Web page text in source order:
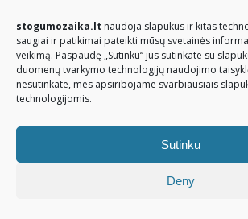
stogumozaika.lt naudoja slapukus ir kitas
saugiai ir patikimai pateikti mūsų svetainės
veikimą. Paspaudę „Sutinku“ jūs sutinkate su
duomenų tvarkymo technologijų naudojimo
nesutinkate, mes apsiribojame svarbiausiais
technologijomis.
Sutinku
Deny
© Stogų mozaika 2026. Visos teisės